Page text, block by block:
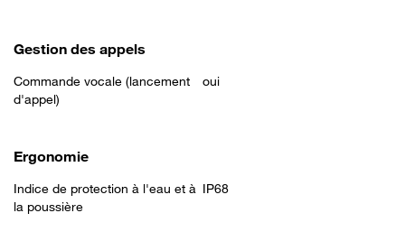
Gestion des appels
Commande vocale (lancement
d'appel)
oui
Ergonomie
Indice de protection à l'eau et à
la poussière
IP68